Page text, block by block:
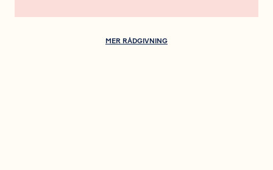
MER RÅDGIVNING